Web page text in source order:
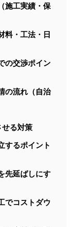
施工実績・保
料・工法・日
の交渉ポイン
の流れ（自治
せる対策
するポイント
先延ばしにす
でコストダウ